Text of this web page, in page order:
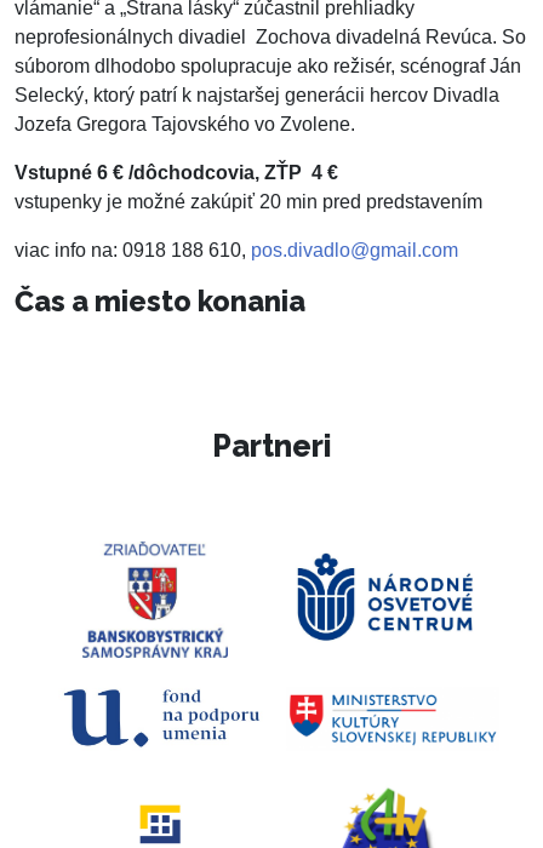
vlámanie“ a „Strana lásky“ zúčastnil prehliadky
neprofesionálnych divadiel Zochova divadelná Revúca. So
súborom dlhodobo spolupracuje ako režisér, scénograf Ján
Selecký, ktorý patrí k najstaršej generácii hercov Divadla
Jozefa Gregora Tajovského vo Zvolene.
Vstupné 6 € /dôchodcovia, ZŤP 4 €
vstupenky je možné zakúpiť 20 min pred predstavením
viac info na: 0918 188 610, pos.divadlo@gmail.com
Čas a miesto konania
Partneri